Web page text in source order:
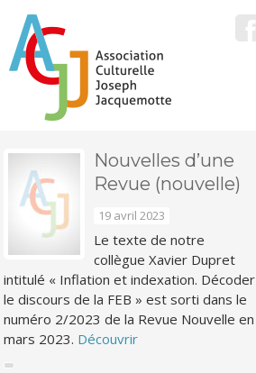
Nouvelles d’une
Revue (nouvelle)
19 avril 2023
Le texte de notre
collègue Xavier Dupret
intitulé « Inflation et indexation. Décoder
le discours de la FEB » est sorti dans le
numéro 2/2023 de la Revue Nouvelle en
mars 2023. Découvrir